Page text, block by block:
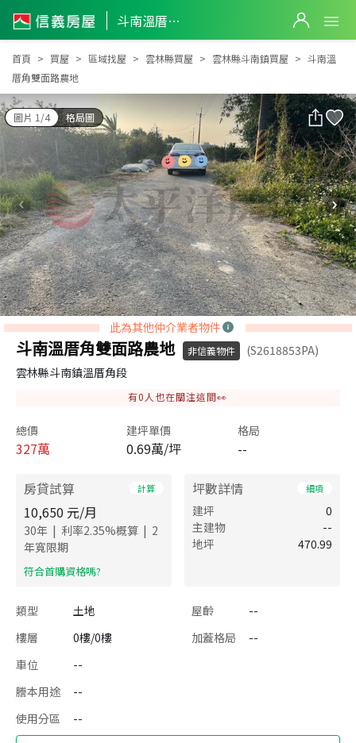
斗南溫厝角雙面路農地
斗南溫厝角雙面路農地
首頁 買屋 區域找屋 雲林縣買屋 雲林縣斗南鎮買屋
斗南溫
厝角雙面路農地
圖片 1/4 格局圖
此為其他仲介業者物件
斗南溫厝角雙面路農地 非信義物件
(S2618853PA)
雲林縣斗南鎮溫厝角段
有0 人也在關注這間👀
總價
327萬
建坪單價
0.69萬/坪
格局
--
房貸試算 計算
10,650 元/月
30年 | 利率2.35%概算 | 2
年寬限期
​符合首購資格嗎?
坪數詳情 細項
建坪
0
主建物
--
地坪
470.99
類型 土地 屋齡
--
樓層
0樓/0樓 加蓋格局
--
車位
--
謄本用途
--
使用分區
--